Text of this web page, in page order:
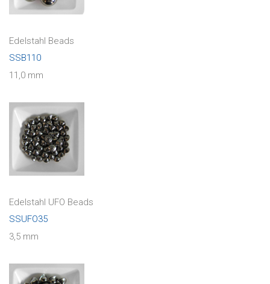
Edelstahl Beads
SSB110
11,0 mm
Edelstahl UFO Beads
SSUFO35
3,5 mm